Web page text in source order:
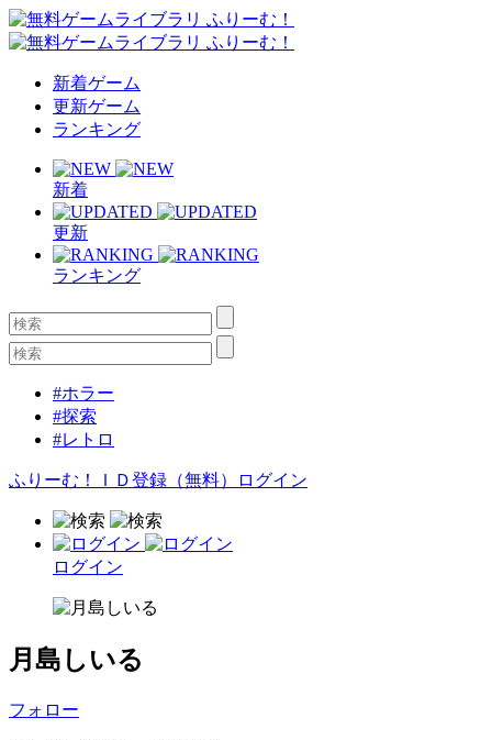
新着ゲーム
更新ゲーム
ランキング
新着
更新
ランキング
#ホラー
#探索
#レトロ
ふりーむ！ＩＤ登録（無料） ログイン
ログイン
月島しいる
フォロー